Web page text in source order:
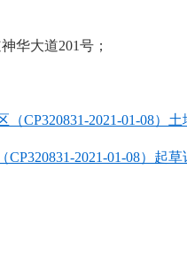
华大道201号；
（CP320831-2021-01-08
2021-01-08）起草